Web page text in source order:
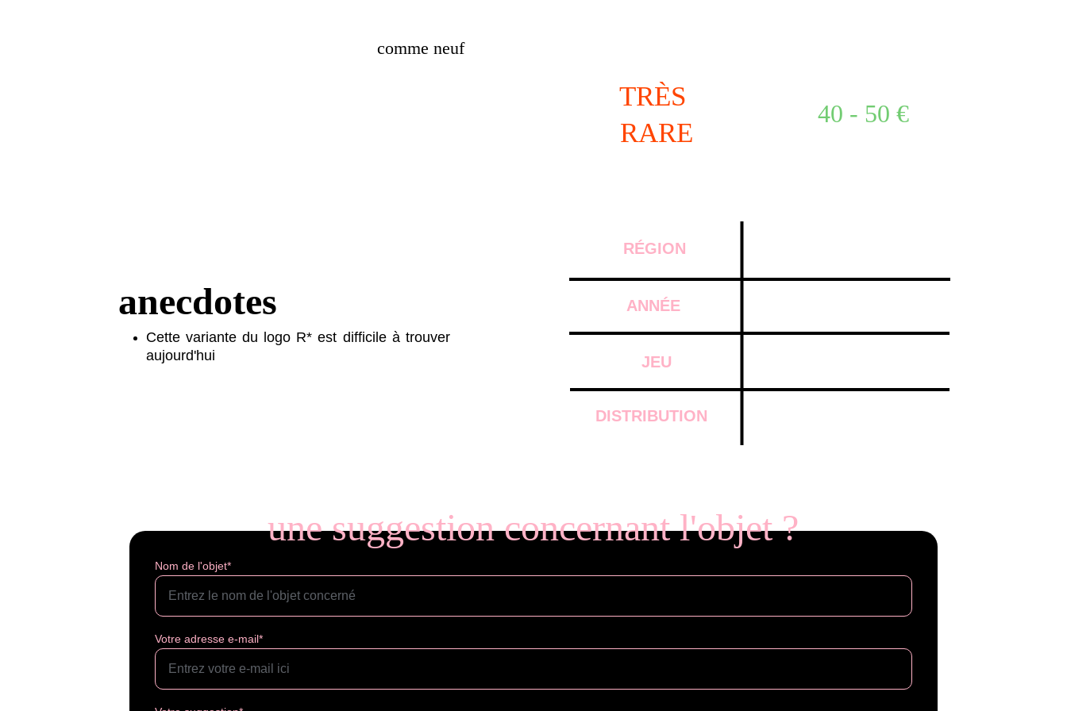
TRÈS
RARE
anecdotes
Cette variante du logo R* est difficile à trouver
aujourd'hui
Nom de l'objet*
Votre adresse e-mail*
une suggestion concernant l'objet ?
40 - 50 €
comme neuf
ANNÉE
RÉGION
JEU
DISTRIBUTION